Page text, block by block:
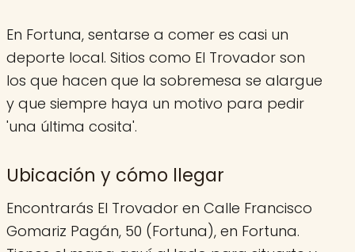
En Fortuna, sentarse a comer es casi un
deporte local. Sitios como El Trovador son
los que hacen que la sobremesa se alargue
y que siempre haya un motivo para pedir
'una última cosita'.
Ubicación y cómo llegar
Encontrarás El Trovador en Calle Francisco
Gomariz Pagán, 50 (Fortuna), en Fortuna.